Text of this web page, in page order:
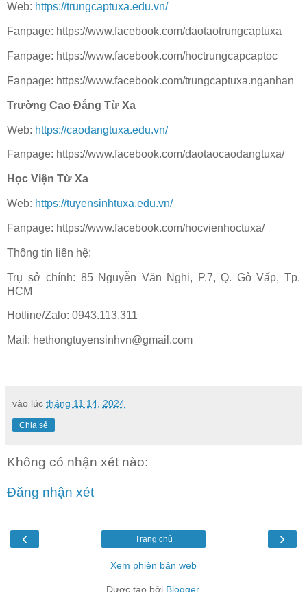
Web: https://trungcaptuxa.edu.vn/
Fanpage: https://www.facebook.com/daotaotrungcaptuxa
Fanpage: https://www.facebook.com/hoctrungcapcaptoc
Fanpage: https://www.facebook.com/trungcaptuxa.nganhan
Trường Cao Đẳng Từ Xa
Web: https://caodangtuxa.edu.vn/
Fanpage: https://www.facebook.com/daotaocaodangtuxa/
Học Viện Từ Xa
Web: https://tuyensinhtuxa.edu.vn/
Fanpage: https://www.facebook.com/hocvienhoctuxa/
Thông tin liên hệ:
Trụ sở chính: 85 Nguyễn Văn Nghi, P.7, Q. Gò Vấp, Tp.
HCM
Hotline/Zalo: 0943.113.311
Mail: hethongtuyensinhvn@gmail.com
vào lúc tháng 11 14, 2024
Chia sẻ
Không có nhận xét nào:
Đăng nhận xét
‹ ›
Trang chủ
Xem phiên bản web
Được tạo bởi Blogger.